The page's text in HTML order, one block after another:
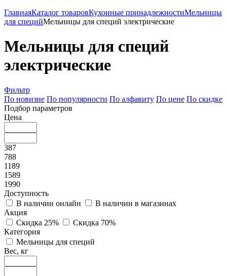
ГлавнаяКаталог товаровКухонные принадлежностиМельницы
для специйМельницы для специй электрические
Мельницы для специй
электрические
Фильтр
По новизне По популярности По алфавиту По цене По скидке
Подбор параметров
Цена
387
788
1189
1589
1990
Доступность
В наличии онлайн
В наличии в магазинах
Акция
Скидка 25%
Скидка 70%
Категория
Мельницы для специй
Вес, кг